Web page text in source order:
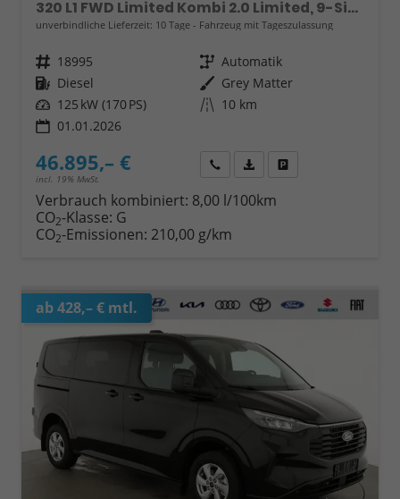
320 L1 FWD Limited Kombi 2.0 Limited, 9-Sitzer, Navi, FS-beheizbar, Side, Kamera, 4 J.-Garantie
unverbindliche Lieferzeit: 10 Tage Fahrzeug mit Tageszulassung
Fahrzeugnr. 18995 Getriebe Automatik
Kraftstoff Diesel Außenfarbe Grey Matter
Leistung 125 kW (170 PS) Kilometerstand 10 km
01.01.2026
46.895,– €
incl. 19% MwSt.
Wir rufen Sie anFahrzeugexposé (PDF)
Verbrauch kombiniert: 8,00 l/100km
CO2-Klasse: G
CO2-Emissionen: 210,00 g/km
ab 428,– € mtl.